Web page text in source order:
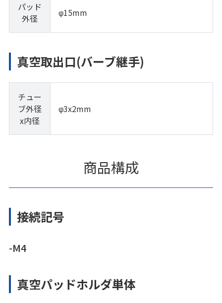
パッド
外径
φ15mm
真空取出口(バーブ継手)
チュー
ブ外径
x内径
φ3x2mm
商品構成
接続記号
-M4
真空パッドホルダ単体